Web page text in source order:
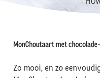
MonChoutaart met
Zo mooi, en zo